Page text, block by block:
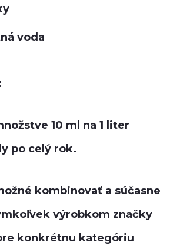
voda
10 ml na 1 liter
po celý rok.
kombinovať a súčasne
výrobkom značky
konkrétnu kategóriu